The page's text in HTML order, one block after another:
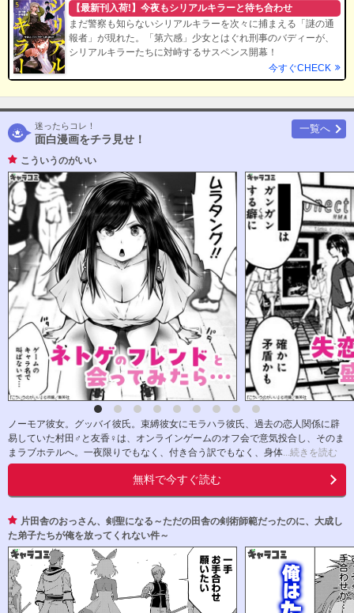
【最新刊入荷!】今夜もシリアルキラーと待ち合わせ
まだ警察も知らないシリアルキラーを次々に捕まえる「謎の通
報者」が現れた。「第六感」少女とはぐれ刑事のバディーが、
シリアルキラーたちに対峙するサスペンス開幕！
今すぐCHECK
迷ったらコレ！
面白漫画をチラ見せ！
一覧へ
こういうのがいい
ノーモア彼女。グッバイ彼氏。束縛彼女にモラハラ彼氏、過去の恋人関係に辟
易していた村田♂と友香♀は、オンラインゲームのオフ会で意気投合し、そのま
まラブホテルへ。一夜限りでもなく、付き合う訳でもなく、身体...続きを読む
無料で今すぐ読む
片田舎のおっさん、剣聖になる～ただの田舎の剣術師範だったのに、大成し
た弟子たちが俺を放ってくれない件～